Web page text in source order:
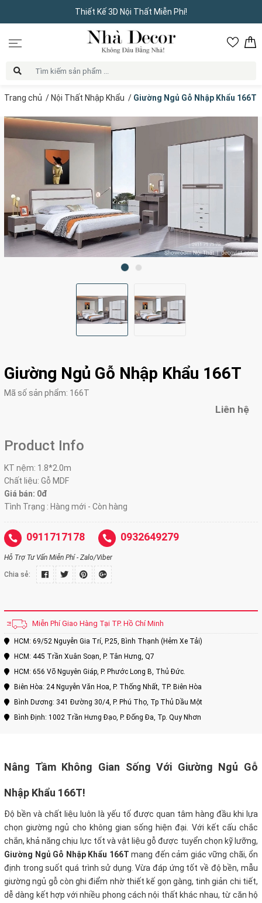
Thiết Kế 3D Nội Thất Miễn Phí!
Trang chủ / Nội Thất Nhập Khẩu / Giường Ngủ Gỗ Nhập Khẩu 166T
Giường Ngủ Gỗ Nhập Khẩu 166T
Mã số sản phẩm: 166T
Liên hệ
Product Info
KT nệm: 1.8*2.0m
Chất liệu: Gỗ MDF
Giá bán: 0đ
Tình Trạng : Hàng mới - Còn hàng
0911717178 0932649279
Hỗ Trợ Tư Vấn Miễn Phí - Zalo/Viber
Chia sẻ:
Miễn Phí Giao Hàng Tại TP. Hồ Chí Minh
HCM: 69/52 Nguyễn Gia Trí, P.25, Bình Thạnh (Hẻm Xe Tải)
HCM: 445 Trần Xuân Soạn, P. Tân Hưng, Q7
HCM: 656 Võ Nguyên Giáp, P. Phước Long B, Thủ Đức.
Biên Hòa: 24 Nguyễn Văn Hoa, P. Thống Nhất, TP. Biên Hòa
Bình Dương: 341 Đường 30/4, P. Phú Thọ, Tp Thủ Dầu Một
Bình Định: 1002 Trần Hưng Đạo, P. Đống Đa, Tp. Quy Nhơn
Nâng Tầm Không Gian Sống Với Giường Ngủ Gỗ
Nhập Khẩu 166T!
Độ bền và chất liệu luôn là yếu tố được quan tâm hàng đầu khi lựa
chọn giường ngủ cho không gian sống hiện đại. Với kết cấu chắc
chắn, khả năng chịu lực tốt và vật liệu gỗ được tuyển chọn kỹ lưỡng,
Giường Ngủ Gỗ Nhập Khẩu 166T mang đến cảm giác vững chãi, ổn
định trong suốt quá trình sử dụng. Vừa đáp ứng tốt về độ bền, mẫu
giường ngủ gỗ còn ghi điểm nhờ thiết kế gọn gàng, tinh giản chi tiết,
dễ dàng kết hợp với nhiều phong cách nội thất khác nhau, từ căn hộ